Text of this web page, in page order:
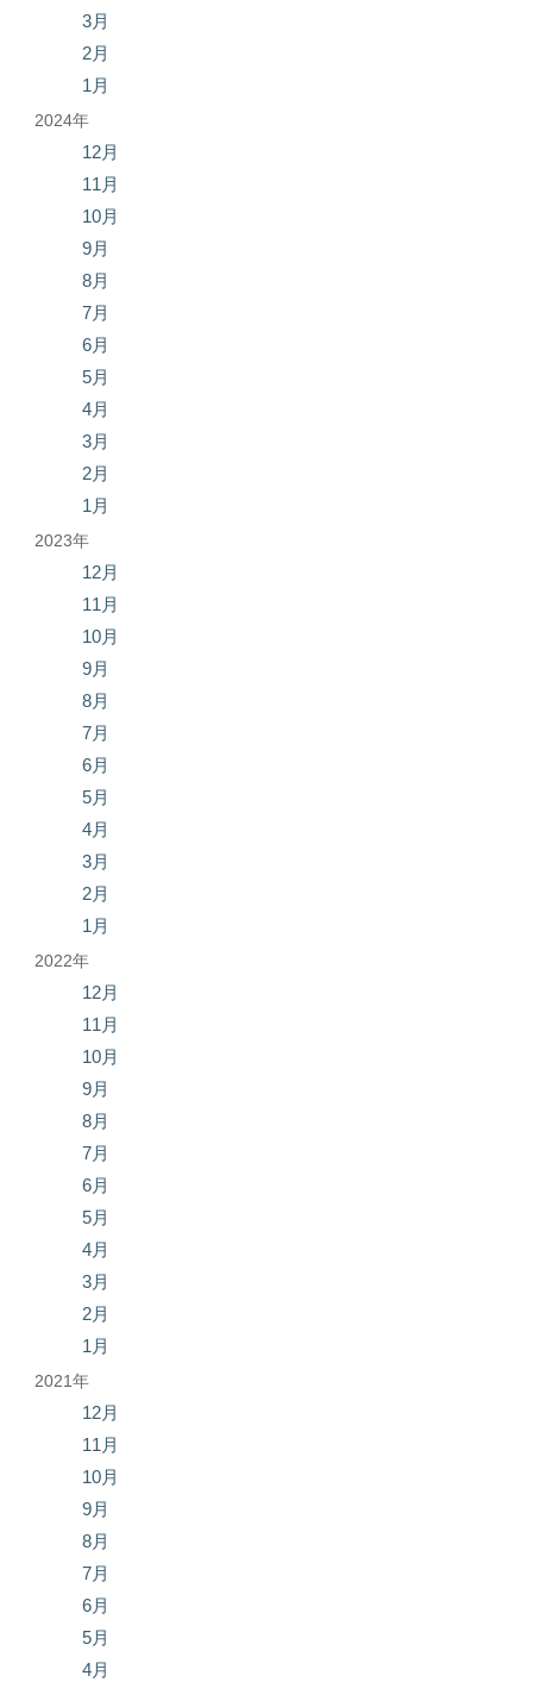
3月
2月
1月
2024年
12月
11月
10月
9月
8月
7月
6月
5月
4月
3月
2月
1月
2023年
12月
11月
10月
9月
8月
7月
6月
5月
4月
3月
2月
1月
2022年
12月
11月
10月
9月
8月
7月
6月
5月
4月
3月
2月
1月
2021年
12月
11月
10月
9月
8月
7月
6月
5月
4月